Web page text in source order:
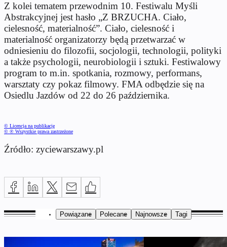
Z kolei tematem przewodnim 10. Festiwalu Myśli
Abstrakcyjnej jest hasło „Z BRZUCHA. Ciało,
cielesność, materialność”. Ciało, cielesność i
materialność organizatorzy będą przetwarzać w
odniesieniu do filozofii, socjologii, technologii, polityki
a także psychologii, neurobiologii i sztuki. Festiwalowy
program to m.in. spotkania, rozmowy, performans,
warsztaty czy pokaz filmowy. FMA odbędzie się na
Osiedlu Jazdów od 22 do 26 października.
© Licencja na publikację
© ℗ Wszystkie prawa zastrzeżone
Źródło: zyciewarszawy.pl
Powiązane Polecane Najnowsze Tagi